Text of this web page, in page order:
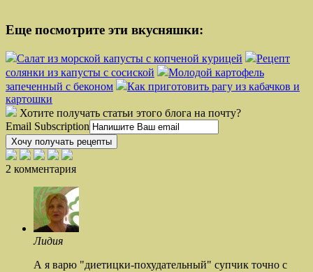
Еще посмотрите эти вкусняшки:
Салат из морской капусты с копченой курицей
Рецепт
солянки из капусты с сосиской
Молодой картофель
запеченный с беконом
Как приготовить рагу из кабачков и
картошки
Хотите получать статьи этого блога на почту?
Email Subscription
Хочу получать рецепты
2 комментария
Лидия
А я варю "диетицки-похудательный" супчик точно с